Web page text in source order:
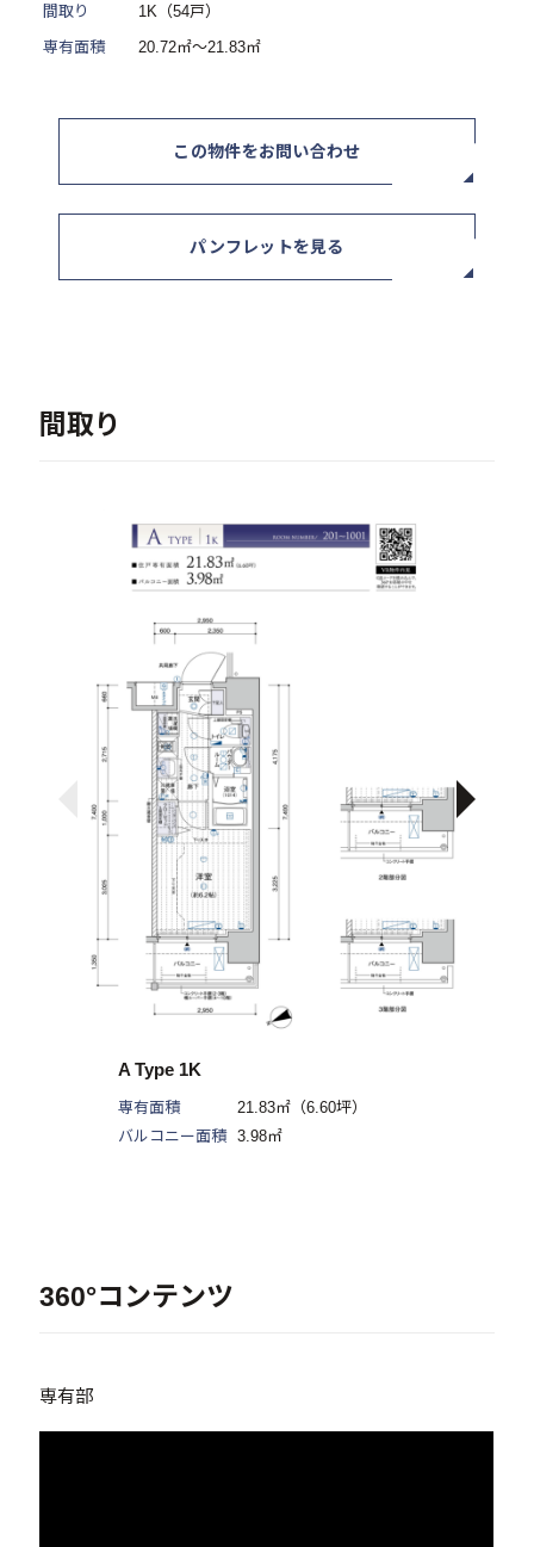
間取り
1K（54戸）
専有面積
20.72㎡～21.83㎡
この物件をお問い合わせ
パンフレットを見る
間取り
A Type 1K
専有面積
21.83㎡（6.60坪）
バルコニー面積
3.98㎡
360°コンテンツ
専有部